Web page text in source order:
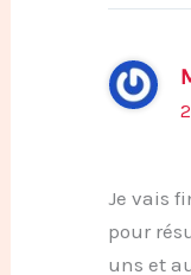
Je vais
pour
uns et